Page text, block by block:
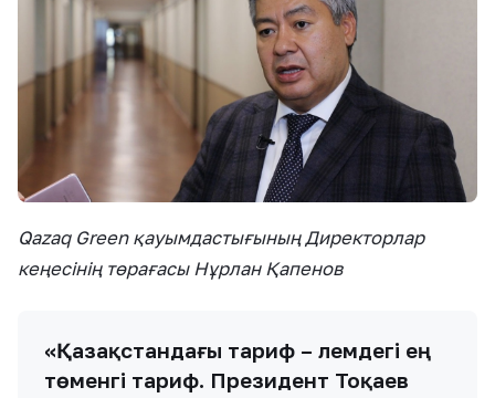
Qazaq Green қауымдастығының Директорлар
кеңесінің төрағасы Нұрлан Қапенов
«Қазақстандағы тариф – әлемдегі ең
төменгі тариф. Президент Тоқаев